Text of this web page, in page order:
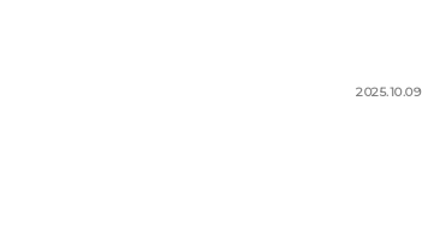
2025.10.09